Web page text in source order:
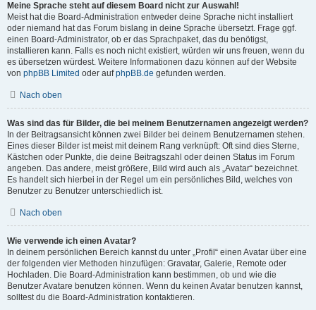
Meine Sprache steht auf diesem Board nicht zur Auswahl!
Meist hat die Board-Administration entweder deine Sprache nicht installiert
oder niemand hat das Forum bislang in deine Sprache übersetzt. Frage ggf.
einen Board-Administrator, ob er das Sprachpaket, das du benötigst,
installieren kann. Falls es noch nicht existiert, würden wir uns freuen, wenn du
es übersetzen würdest. Weitere Informationen dazu können auf der Website
von phpBB Limited oder aufphpBB.de gefunden werden.
Nach oben
Was sind das für Bilder, die bei meinem Benutzernamen angezeigt werden?
In der Beitragsansicht können zwei Bilder bei deinem Benutzernamen stehen.
Eines dieser Bilder ist meist mit deinem Rang verknüpft: Oft sind dies Sterne,
Kästchen oder Punkte, die deine Beitragszahl oder deinen Status im Forum
angeben. Das andere, meist größere, Bild wird auch als „Avatar“ bezeichnet.
Es handelt sich hierbei in der Regel um ein persönliches Bild, welches von
Benutzer zu Benutzer unterschiedlich ist.
Nach oben
Wie verwende ich einen Avatar?
In deinem persönlichen Bereich kannst du unter „Profil“ einen Avatar über eine
der folgenden vier Methoden hinzufügen: Gravatar, Galerie, Remote oder
Hochladen. Die Board-Administration kann bestimmen, ob und wie die
Benutzer Avatare benutzen können. Wenn du keinen Avatar benutzen kannst,
solltest du die Board-Administration kontaktieren.